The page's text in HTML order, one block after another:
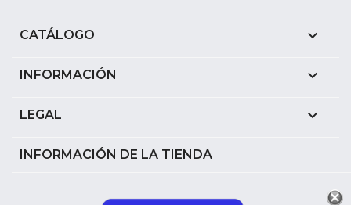
CATÁLOGO 
INFORMACIÓN 
LEGAL 
INFORMACIÓN DE LA TIENDA